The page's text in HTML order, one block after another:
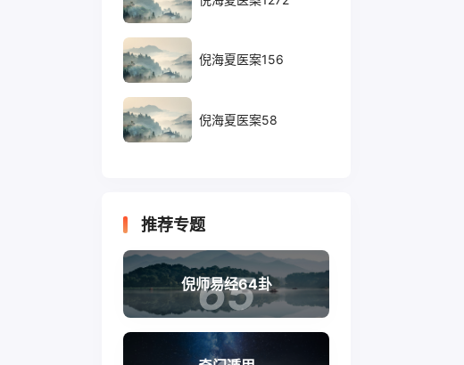
倪海夏医案156
倪海夏医案58
推荐专题
65
倪师易经64卦